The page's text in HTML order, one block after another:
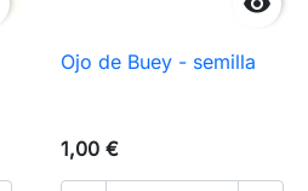
Ojo de Buey - semilla
1,00 €